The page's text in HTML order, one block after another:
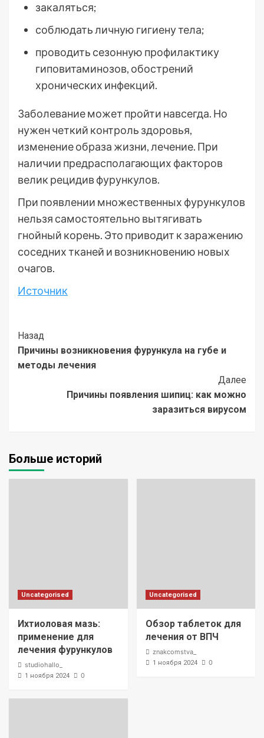
закаляться;
соблюдать личную гигиену тела;
проводить сезонную профилактику
гиповитаминозов, обострений
хронических инфекций.
Заболевание может пройти навсегда. Но
нужен четкий контроль здоровья,
изменение образа жизни, лечение. При
наличии предрасполагающих факторов
велик рецидив фурункулов.
При появлении множественных фурункулов
нельзя самостоятельно вытягивать
гнойный корень. Это приводит к заражению
соседних тканей и возникновению новых
очагов.
Источник
Post
Navigation
Назад
Причины возникновения фурункула на губе и
методы лечения
Далее
Причины появления шипиц: как можно
заразиться вирусом
Больше историй
Uncategorised
Ихтиоловая мазь:
применение для
лечения фурункулов
studiohallo_
1 ноября 2024 0
Uncategorised
Обзор таблеток для
лечения от ВПЧ
znakcomstva_
1 ноября 2024 0